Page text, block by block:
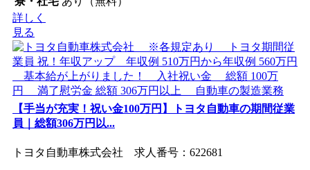
詳しく
見る
【手当が充実！祝い金100万円】トヨタ自動車の期間従業
員｜総額306万円以...
トヨタ自動車株式会社 求人番号：622681